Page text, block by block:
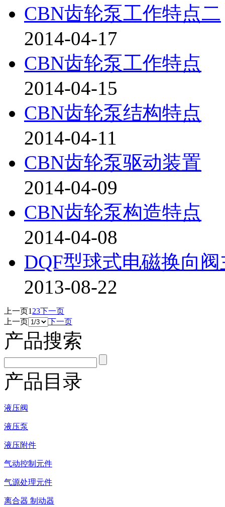
CBN齿轮泵工作特点二
2014-04-17
CBN齿轮泵工作特点
2014-04-15
CBN齿轮泵结构特点
2014-04-11
CBN齿轮泵驱动装置
2014-04-09
CBN齿轮泵构造特点
2014-04-08
DQF型球式电磁换向
2013-08-22
上一页1 23下一页
上一页
下一页
产品搜索
产品目录
液压阀
液压泵
液压附件
气动控制元件
气源处理元件
离合器 制动器